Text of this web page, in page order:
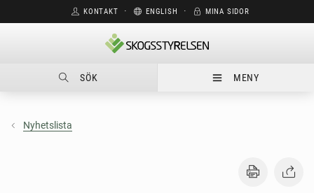
KONTAKT ⋅ ENGLISH ⋅ MINA SIDOR
SÖK MENY
Nyhetslista